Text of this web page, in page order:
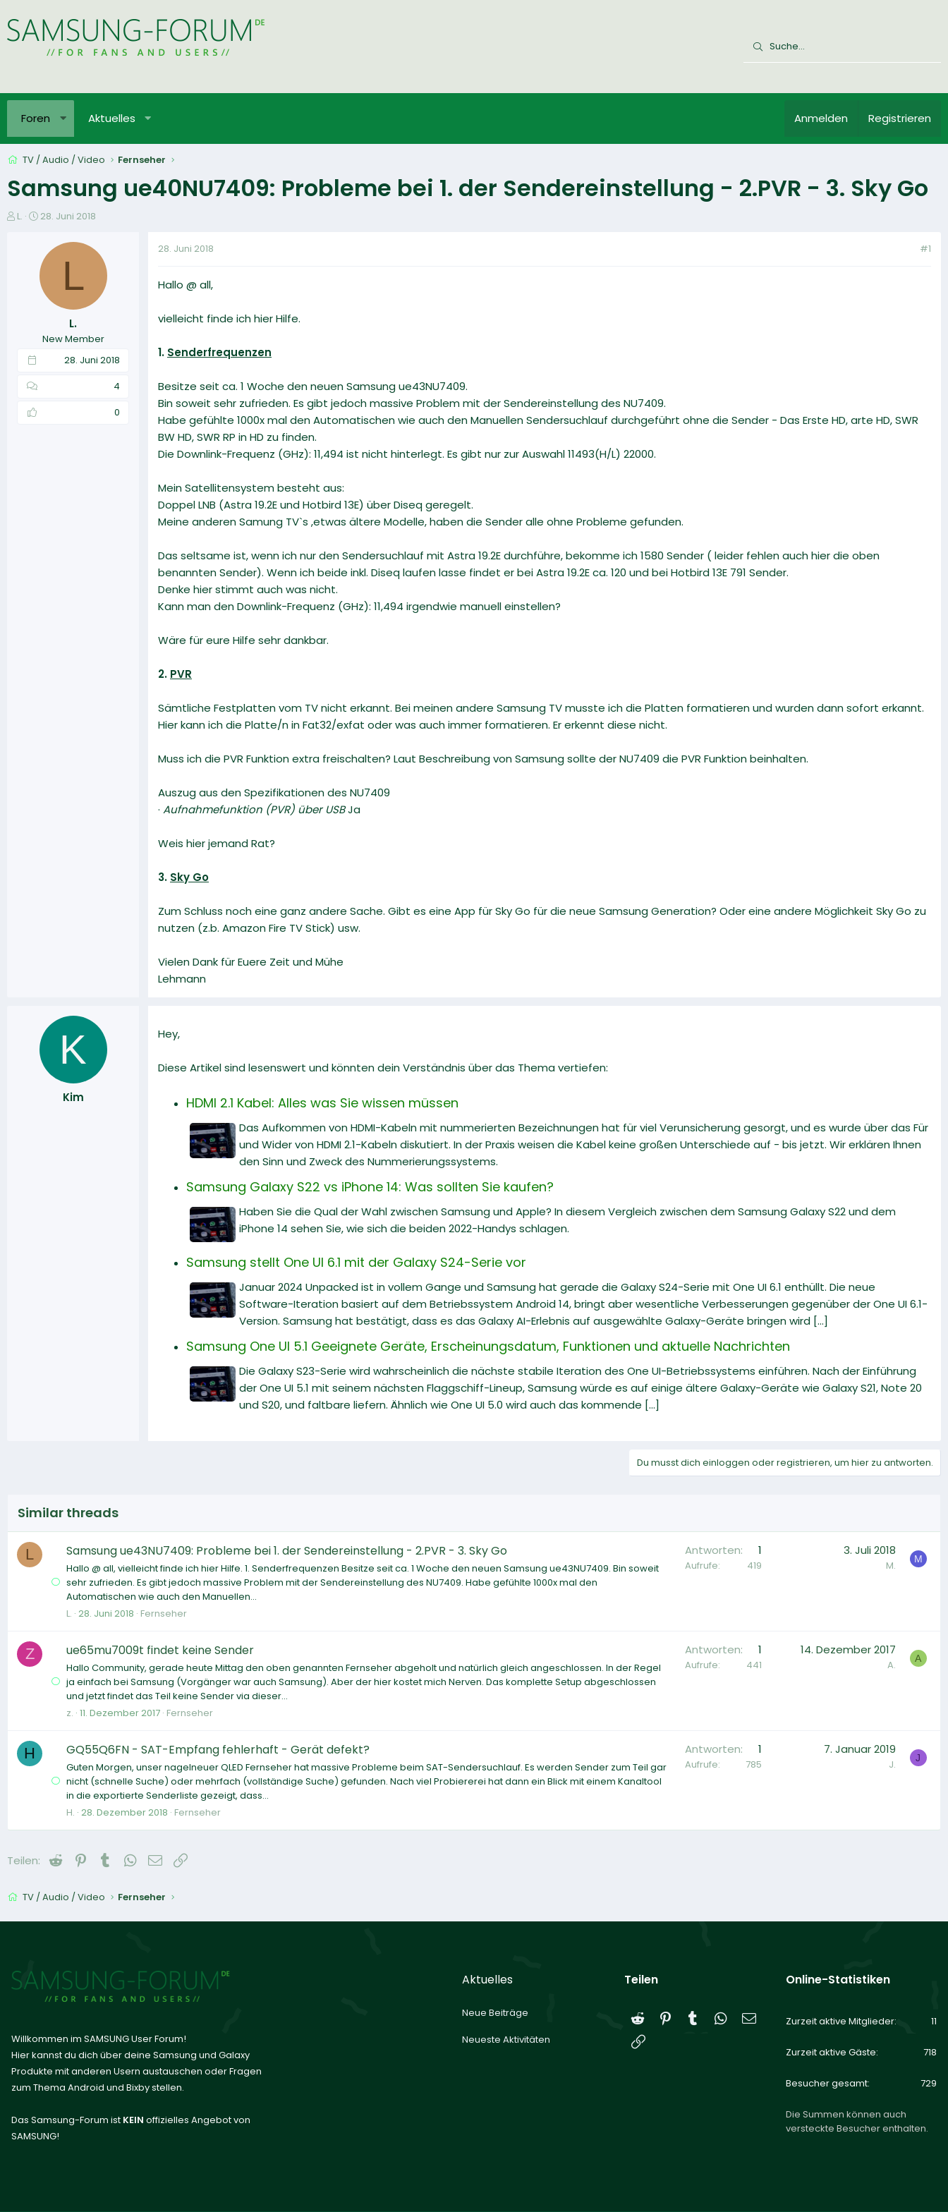
Foren Aktuelles Anmelden Registrieren
TV / Audio / Video Fernseher
Samsung ue40NU7409: Probleme bei 1. der Sendereinstellung - 2.PVR - 3. Sky Go
EL.
E
e
l
m
28. Juni 2018
L
L.
New Member
28. Juni 2018
4
0
28. Juni 2018 #1
Hallo @ all,
vielleicht finde ich hier Hilfe.
1. Senderfrequenzen
Besitze seit ca. 1 Woche den neuen Samsung ue43NU7409.
Bin soweit sehr zufrieden. Es gibt jedoch massive Problem mit der Sendereinstellung des NU7409.
Habe gefühlte 1000x mal den Automatischen wie auch den Manuellen Sendersuchlauf durchgeführt ohne die Sender - Das Erste HD, arte HD, SWR
BW HD, SWR RP in HD zu finden.
Die Downlink-Frequenz (GHz): 11,494 ist nicht hinterlegt. Es gibt nur zur Auswahl 11493(H/L) 22000.
Mein Satellitensystem besteht aus:
Doppel LNB (Astra 19.2E und Hotbird 13E) über Diseq geregelt.
Meine anderen Samung TV`s ,etwas ältere Modelle, haben die Sender alle ohne Probleme gefunden.
Das seltsame ist, wenn ich nur den Sendersuchlauf mit Astra 19.2E durchführe, bekomme ich 1580 Sender ( leider fehlen auch hier die oben
benannten Sender). Wenn ich beide inkl. Diseq laufen lasse findet er bei Astra 19.2E ca. 120 und bei Hotbird 13E 791 Sender.
Denke hier stimmt auch was nicht.
Kann man den Downlink-Frequenz (GHz): 11,494 irgendwie manuell einstellen?
Wäre für eure Hilfe sehr dankbar.
2. PVR
Sämtliche Festplatten vom TV nicht erkannt. Bei meinen andere Samsung TV musste ich die Platten formatieren und wurden dann sofort erkannt.
Hier kann ich die Platte/n in Fat32/exfat oder was auch immer formatieren. Er erkennt diese nicht.
Muss ich die PVR Funktion extra freischalten? Laut Beschreibung von Samsung sollte der NU7409 die PVR Funktion beinhalten.
Auszug aus den Spezifikationen des NU7409
· Aufnahmefunktion (PVR) über USBJa
Weis hier jemand Rat?
3. Sky Go
Zum Schluss noch eine ganz andere Sache. Gibt es eine App für Sky Go für die neue Samsung Generation? Oder eine andere Möglichkeit Sky Go zu
nutzen (z.b. Amazon Fire TV Stick) usw.
Vielen Dank für Euere Zeit und Mühe
Lehmann
K
Kim
Hey,
Diese Artikel sind lesenswert und könnten dein Verständnis über das Thema vertiefen:
HDMI 2.1 Kabel: Alles was Sie wissen müssen
Das Aufkommen von HDMI-Kabeln mit nummerierten Bezeichnungen hat für viel Verunsicherung gesorgt, und es wurde über das Für
und Wider von HDMI 2.1-Kabeln diskutiert. In der Praxis weisen die Kabel keine großen Unterschiede auf - bis jetzt. Wir erklären Ihnen
den Sinn und Zweck des Nummerierungssystems.
Samsung Galaxy S22 vs iPhone 14: Was sollten Sie kaufen?
Haben Sie die Qual der Wahl zwischen Samsung und Apple? In diesem Vergleich zwischen dem Samsung Galaxy S22 und dem
iPhone 14 sehen Sie, wie sich die beiden 2022-Handys schlagen.
Samsung stellt One UI 6.1 mit der Galaxy S24-Serie vor
Januar 2024 Unpacked ist in vollem Gange und Samsung hat gerade die Galaxy S24-Serie mit One UI 6.1 enthüllt. Die neue
Software-Iteration basiert auf dem Betriebssystem Android 14, bringt aber wesentliche Verbesserungen gegenüber der One UI 6.1-
Version. Samsung hat bestätigt, dass es das Galaxy AI-Erlebnis auf ausgewählte Galaxy-Geräte bringen wird [...]
Samsung One UI 5.1 Geeignete Geräte, Erscheinungsdatum, Funktionen und aktuelle Nachrichten
Die Galaxy S23-Serie wird wahrscheinlich die nächste stabile Iteration des One UI-Betriebssystems einführen. Nach der Einführung
der One UI 5.1 mit seinem nächsten Flaggschiff-Lineup, Samsung würde es auf einige ältere Galaxy-Geräte wie Galaxy S21, Note 20
und S20, und faltbare liefern. Ähnlich wie One UI 5.0 wird auch das kommende [...]
Du musst dich einloggen oder registrieren, um hier zu antworten.
Similar threads
L Samsung ue43NU7409: Probleme bei 1. der Sendereinstellung - 2.PVR - 3. Sky Go
Hallo @ all, vielleicht finde ich hier Hilfe. 1. Senderfrequenzen Besitze seit ca. 1 Woche den neuen Samsung ue43NU7409. Bin soweit
sehr zufrieden. Es gibt jedoch massive Problem mit der Sendereinstellung des NU7409. Habe gefühlte 1000x mal den
Automatischen wie auch den Manuellen...
L. 28. Juni 2018 Fernseher
Antworten 1
Aufrufe 419
3. Juli 2018
M. M
Z ue65mu7009t findet keine Sender
Hallo Community, gerade heute Mittag den oben genannten Fernseher abgeholt und natürlich gleich angeschlossen. In der Regel
ja einfach bei Samsung (Vorgänger war auch Samsung). Aber der hier kostet mich Nerven. Das komplette Setup abgeschlossen
und jetzt findet das Teil keine Sender via dieser...
z. 11. Dezember 2017 Fernseher
Antworten 1
Aufrufe 441
14. Dezember 2017
A. A
H GQ55Q6FN - SAT-Empfang fehlerhaft - Gerät defekt?
Guten Morgen, unser nagelneuer QLED Fernseher hat massive Probleme beim SAT-Sendersuchlauf. Es werden Sender zum Teil gar
nicht (schnelle Suche) oder mehrfach (vollständige Suche) gefunden. Nach viel Probiererei hat dann ein Blick mit einem Kanaltool
in die exportierte Senderliste gezeigt, dass...
H. 28. Dezember 2018 Fernseher
Antworten 1
Aufrufe 785
7. Januar 2019
J. J
Teilen: Reddit PinterestTumblrWhatsApp
E-Mail
TV / Audio / Video Fernseher
Willkommen im SAMSUNG User Forum!
Hier kannst du dich über deine Samsung und Galaxy
Produkte mit anderen Usern austauschen oder Fragen
zum Thema Android und Bixby stellen.
Das Samsung-Forum ist KEIN offizielles Angebot von
SAMSUNG!
Aktuelles
Neue Beiträge
Neueste Aktivitäten
Teilen
Reddit Pinterest
Tumblr WhatsApp
E-Mail
Online-Statistiken
Zurzeit aktive Mitglieder 11
Zurzeit aktive Gäste 718
Besucher gesamt 729
Die Summen können auch
versteckte Besucher enthalten.